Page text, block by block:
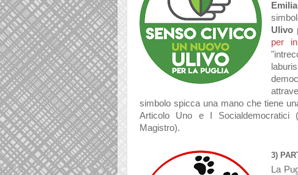
Ulivo
per
"
simbolo spicca una mano che tiene
Articolo Uno e I Socialdemocratici
Magistro).
3)
La